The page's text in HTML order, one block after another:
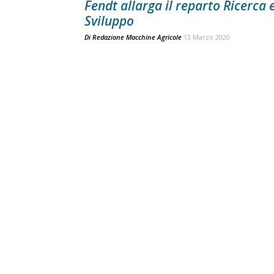
Fendt allarga il reparto Ricerca
Sviluppo
Di Redazione Macchine Agricole 13 Marzo 2020